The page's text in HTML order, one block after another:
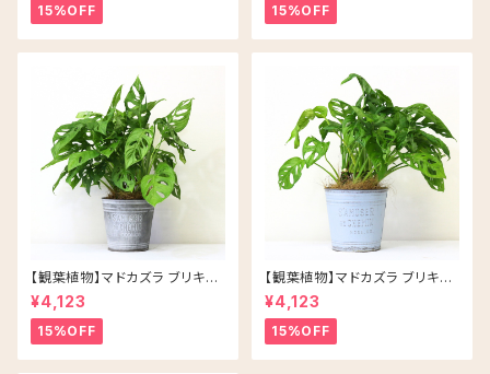
15%OFF 15%OFF
【観葉植物】マドカズラ ブリキ缶
5号 鉢カラー/シルバー
¥4,123
15%OFF
【観葉植物】マドカズラ ブリキ缶
5号 鉢カラー/ブルー
¥4,123
15%OFF